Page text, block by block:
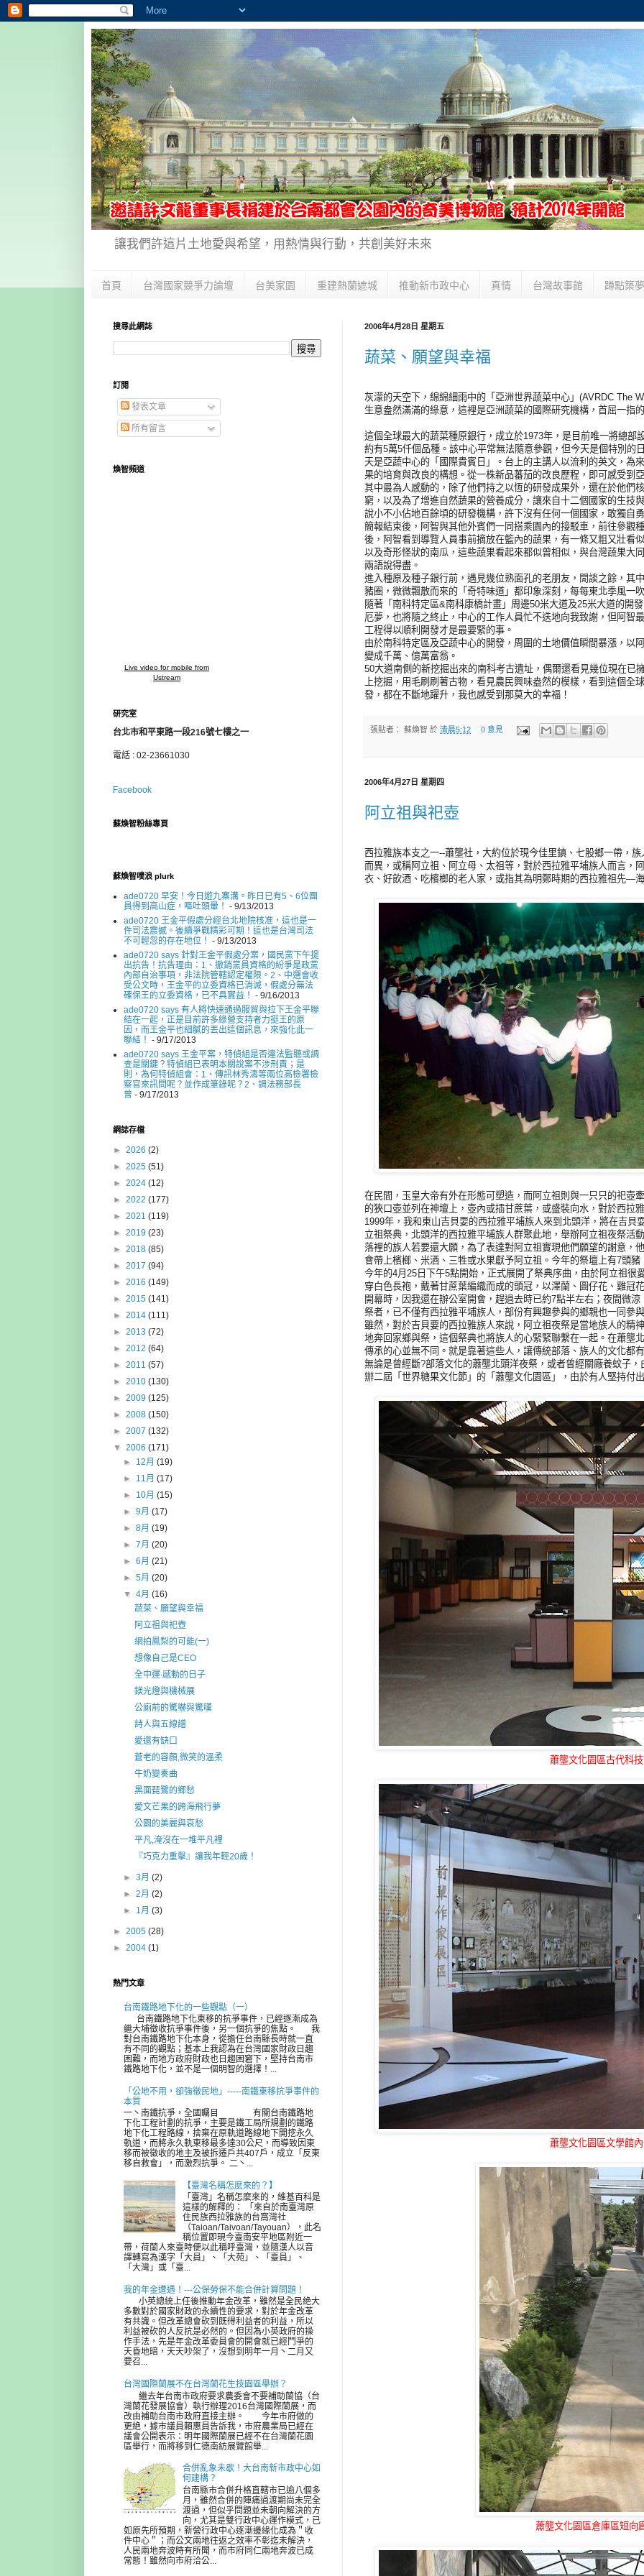
讓我們許這片土地愛與希望，用熱情與行動，共創美好未來
首頁 台灣國家競爭力論壇 台美家園 重建熱蘭遮城 推動新市政中心 真情 台灣故事館 蹲點築夢
2006年4月28日 星期五
蔬菜、願望與幸福
灰濛的天空下，綿綿細雨中的「亞洲世界蔬菜中心」(AVRDC The
生意盎然滿滿的綠意，這裡是亞洲蔬菜的國際研究機構，首屈一指
這個全球最大的蔬菜種原銀行，成立於1973年，是目前唯一將總部
約有5萬5仟個品種。該中心平常無法隨意參觀，但今天是個特別的
天是亞蔬中心的「國際貴賓日」。台上的主講人以流利的英文，為
果的培育與改良的構想。從一株新品蕃茄的改良歷程，即可感受到
其中最為人感動的，除了他們持之以恆的研發成果外，還在於他們
窮，以及為了增進自然蔬果的營養成分，讓來自十二個國家的生技
說小不小佔地百餘頃的研發機構，許下沒有任何一個國家，敢獨自
簡報結束後，阿智與其他外賓們一同搭乘園內的接駁車，前往參觀
後，阿智看到導覽人員事前摘放在籃內的蔬果，有一條又粗又壯看
以及奇形怪狀的南瓜，這些蔬果看起來都似曾相似，與台灣蔬果大
兩語說得盡。
進入種原及種子銀行前，遇見幾位熟面孔的老朋友，閒談之餘，其
豬圈，微微飄散而來的「奇特味道」都印象深刻，每每東北季風一
隨著「南科特定區&南科康橋計畫」周邊50米大道及25米大道的開
厄夢，也將隨之終止，中心的工作人員忙不迭地向我致謝，但阿智
工程得以順利開發才是最要緊的事。
由於南科特定區及亞蔬中心的開發，周圍的土地價值瞬間暴漲，以
變成千萬、億萬富翁。
50大道南側的新挖掘出來的南科考古遺址，偶爾還看見幾位現在已
上挖掘，用毛刷刷著古物，看見農民興味盎然的模樣，看到這個全
發，都在不斷地躍升，我也感受到那莫大的幸福！
張貼者： 蘇煥智 於 清晨5:12 0 意見
2006年4月27日 星期四
阿立祖與祀壺
西拉雅族本支之一--蕭壟社，大約位於現今佳里鎮、七股鄉一帶，
而異，或稱阿立祖、阿立母、太祖等，對於西拉雅平埔族人而言，
衣、好飲酒、吃檳榔的老人家，或指其為明鄭時期的西拉雅祖先—
在民間，玉皇大帝有外在形態可塑造，而阿立祖則與一只只的祀壺
的狹口壺並列在神壇上，壺內或插甘蔗葉，或盛裝向水，對於西拉
1999年，我和東山吉貝耍的西拉雅平埔族人來到北頭洋，將在吉
立祖祭典，北頭洋的西拉雅平埔族人群聚此地，舉辦阿立祖夜祭活
落裡的族人若要還大願，為了表達對阿立祖實現他們願望的謝意，
會帶上檳榔、米酒、三牲或水果獻予阿立祖。今年的祭壇上有7頭
今年的4月25日下午5點開始，正式展開了祭典序曲，由於阿立祖很
穿白色長袍，戴著甘蔗葉編織而成的頭冠，以澤蘭、圓仔花、雞冠
開幕時，因我還在辦公室開會，趕過去時已約7點半左右；夜間微
祭者，已不僅有西拉雅平埔族人，部份有興趣參與的鄉親也一同參
雖然，對於吉貝要的西拉雅族人來說，阿立祖夜祭是當地族人的精
地奔回家鄉與祭，這個祭典也將族人的心緊緊聯繫在一起。在蕭壟
傳承的心並無不同。就是靠著這些人，讓傳統部落、族人的文化都
無論是曾經斷?部落文化的蕭壟北頭洋夜祭，或者曾經關廠養蚊子
辦二屆「世界糖果文化節」的「蕭壟文化園區」，由於有人堅持付
蕭壟文化園區古代科
蕭壟文化園區文學館
蕭壟文化園區倉庫區短向
搜尋此網誌
訂閱
發表文章
所有留言
煥智頻道
Live video for mobile from
Ustream
研究室
台北市和平東路一段216號七樓之一
電話 : 02-23661030
Facebook
蘇煥智粉絲專頁
蘇煥智噗浪 plurk
ade0720 早安！今日遊九寨溝。昨日已有5、6位團
員得到高山症，嘔吐頭暈！ - 9/13/2013
ade0720 王金平假處分經台北地院核准，這也是一
件司法震撼。後續爭戰精彩可期！這也是台灣司法
不可輕忽的存在地位！ - 9/13/2013
ade0720 says 針對王金平假處分案，國民黨下午提
出抗告！抗告理由：1、撤銷黨員資格的紛爭是政黨
內部自治事項，非法院管轄認定權限。2、中選會收
受公文時，王金平的立委資格已消滅，假處分無法
確保王的立委資格，已不具實益！ - 9/16/2013
ade0720 says 有人將快速通過服貿與拉下王金平聯
結在一起，正是目前許多綠營支持者力挺王的原
因，而王金平也細膩的丟出這個訊息，來強化此一
聯結！ - 9/17/2013
ade0720 says 王金平案，特偵組是否違法監聽或調
查是關鍵？特偵組已表明本關說案不涉刑責；是
則，為何特偵組會：1、傳訊林秀濤等兩位高檢署檢
察官來訊問呢？並作成筆錄呢？2、調法務部長
曾 - 9/17/2013
網誌存檔
► 2026 (2)
► 2025 (51)
► 2024 (12)
► 2022 (177)
► 2021 (119)
► 2019 (23)
► 2018 (85)
► 2017 (94)
► 2016 (149)
► 2015 (141)
► 2014 (111)
► 2013 (72)
► 2012 (64)
► 2011 (57)
► 2010 (130)
► 2009 (125)
► 2008 (150)
► 2007 (132)
▼ 2006 (171)
► 12月(19)
► 11月(17)
► 10月(15)
►9月(17)
►8月(19)
►7月(20)
►6月(21)
►5月(20)
▼4月(16)
蔬菜、願望與幸福
阿立祖與祀壺
網拍鳳梨的可能(一)
想像自己是CEO
全中運‧感動的日子
鎂光燈與機械展
公廁前的驚嚇與驚嘆
詩人與五線譜
愛還有缺口
蒼老的容顏,微笑的溫柔
牛奶變奏曲
黑面琵鷺的鄉愁
愛文芒果的跨海飛行夢
公園的美麗與哀愁
平凡,淹沒在一堆平凡裡
『巧克力重擊』讓我年輕20歲！
►3月(2)
►2月(2)
► 1月(3)
► 2005 (28)
► 2004 (1)
熱門文章
台南鐵路地下化的一些觀點（一）
台南鐵路地下化東移的抗爭事件，已經逐漸成為
繼大埔徵收抗爭事件後，另一個抗爭的焦點。 我
對台南鐵路地下化本身，從擔任台南縣長時就一直
有不同的觀點；基本上我認為在台灣國家財政日趨
困難，而地方政府財政也日趨困窘下，堅持台南市
鐵路地下化，並不是一個明智的選擇！...
「公地不用，卻強徵民地」-----南鐵東移抗爭事件的
本質
一丶南鐵抗爭，全國矚目 有關台南鐵路地
下化工程計劃的抗爭，主要是鐵工局所規劃的鐵路
地下化工程路線，捨棄在原軌道路線地下開挖永久
軌道，而將永久軌東移最多達30公尺，而導致因東
移而被徵收的地主及被拆遷戶共407戶，成立「反東
移自救會」，而激烈抗爭。 二丶...
【臺灣名稱怎麼來的？】
「臺灣」名稱怎麼來的，維基百科是
這樣的解釋的： 「來自於南臺灣原
住民族西拉雅族的台窩灣社
（Taioan/Taivoan/Tayouan），此名
稱位置即現今臺南安平地區附近一
帶，荷蘭人來臺時便以此稱呼臺灣，並隨漢人以音
譯轉寫為漢字「大員」、「大苑」、「臺員」、
「大灣」或「臺...
我的年金遭遇！---公保勞保不能合併計算問題！
小英總統上任後推動年金改革，雖然是全民絶大
多數對於國家財政的永續性的要求，對於年金改革
有共識。但改革總會砍到既得利益者的利益，所以
利益被砍的人反抗是必然的。但因為小英政府的操
作手法，先是年金改革委員會的開會就已經鬥爭的
天昏地暗，天天吵架了，沒想到明年一月丶二月又
要召...
台灣國際蘭展不在台灣蘭花生技園區舉辦？
繼去年台南市政府要求農委會不要補助蘭協（台
灣蘭花發展協會）執行辦理2016台灣國際蘭展，而
改由補助台南市政府直接主辦。 今年市府做的
更絶，據市議員賴惠員告訴我，市府農業局已經在
議會公開表示：明年國際蘭展已經不在台灣蘭花園
區舉行，而將移到仁德南紡展覽館舉...
合併亂象未歇！大台南新市政中心如
何建構？
台南縣市合併升格直轄市已逾八個多
月，雖然合併的陣痛過渡期尚未完全
渡過，但似乎問題並未朝向解決的方
向，尤其是雙行政中心運作模式，已
如原先所預期，新營行政中心逐漸邊緣化成為＂收
件中心＂；而公文兩地往返之效率不彰迄未解決，
人民兩地奔波時有所聞，而市府同仁兩地奔波已成
常態！雖然向市府洽公...